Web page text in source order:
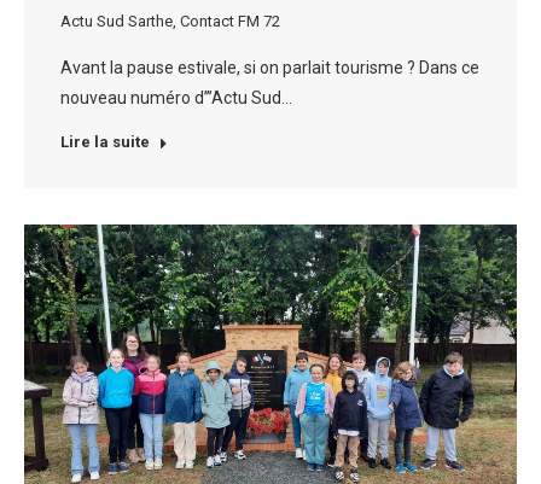
Actu Sud Sarthe Contact FM 72
Avant la pause estivale, si on parlait tourisme ? Dans ce
nouveau numéro d’”Actu Sud…
Lire la suite